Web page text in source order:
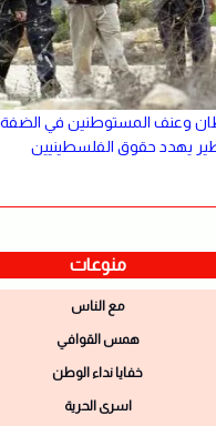
وعنف المستوطنين في الضفة
يهدد حقوق الفلسطينيين
منوعات
مع الناس
همس القوافي
خفايا نداء الوطن
اسرى الحرية